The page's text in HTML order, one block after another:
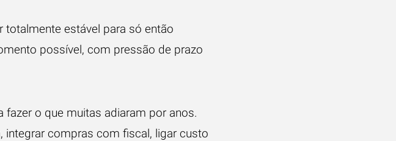
totalmente estável para só então
possível, com pressão de prazo
fazer o que muitas adiaram por anos.
integrar compras com fiscal, ligar custo